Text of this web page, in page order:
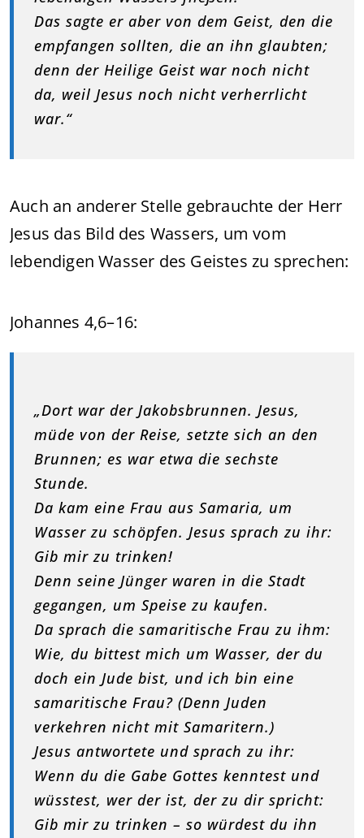
Das sagte er aber von dem Geist, den die
empfangen sollten, die an ihn glaubten;
denn der Heilige Geist war noch nicht
da, weil Jesus noch nicht verherrlicht
war.“
Auch an anderer Stelle gebrauchte der Herr
Jesus das Bild des Wassers, um vom
lebendigen Wasser des Geistes zu sprechen:
Johannes 4,6–16:
„Dort war der Jakobsbrunnen. Jesus,
müde von der Reise, setzte sich an den
Brunnen; es war etwa die sechste
Stunde.
Da kam eine Frau aus Samaria, um
Wasser zu schöpfen. Jesus sprach zu ihr:
Gib mir zu trinken!
Denn seine Jünger waren in die Stadt
gegangen, um Speise zu kaufen.
Da sprach die samaritische Frau zu ihm:
Wie, du bittest mich um Wasser, der du
doch ein Jude bist, und ich bin eine
samaritische Frau? (Denn Juden
verkehren nicht mit Samaritern.)
Jesus antwortete und sprach zu ihr:
Wenn du die Gabe Gottes kenntest und
wüsstest, wer der ist, der zu dir spricht:
Gib mir zu trinken – so würdest du ihn